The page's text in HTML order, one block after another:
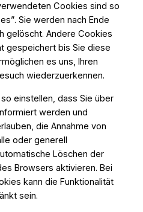
Cookies sind so
Sie werden nach Ende
gelöscht. Andere Cookies
gespeichert bis Sie diese
es uns, Ihren
wiederzuerkennen.
einstellen, dass Sie über
werden und
die Annahme von
oder generell
Löschen der
Browsers aktivieren. Bei
kann die Funktionalität
sein.